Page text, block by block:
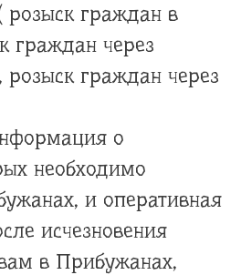
граждан в
граждан через
розыск граждан через
о
необходимо
и оперативная
исчезновения
в Прибужанах,